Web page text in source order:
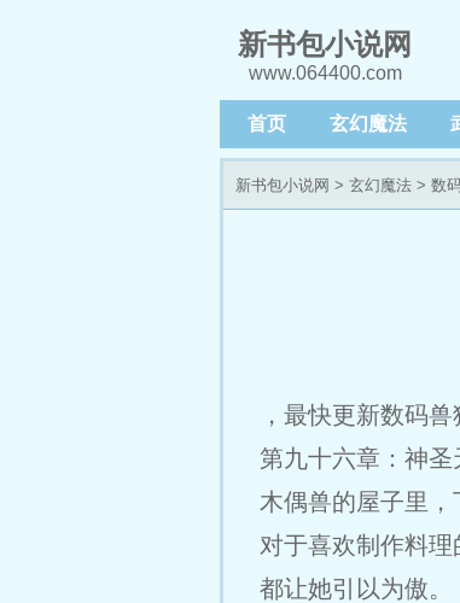
新书包小说网
www.064400.com
首页 玄幻魔法
新书包小说网 > 玄幻魔法 > 数
，最快更新数码兽
第九十六章：神
木偶兽的屋子里，
对于喜欢制作料
都让她引以为傲。